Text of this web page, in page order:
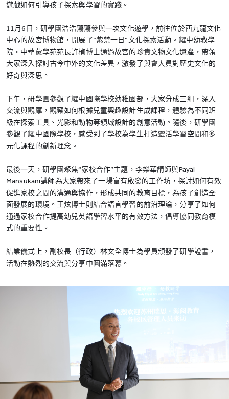
遊戲如何引導孩子探索與學習的實踐。
11月6日，研學團浩浩蕩蕩參與一次文化遊學，前往位於西九龍文化
中心的故宮博物館，開展了“紫禁一日”文化探索活動。耀中幼教學
院‧中華蒙學苑苑長許楨博士通過故宮的珍貴文物文化遺產，帶領
大家深入探討古今中外的文化差異，激發了與會人員對歷史文化的
好奇與深思。
下午，研學團參觀了耀中國際學校幼稚園部，大家分成三組，深入
交流與觀摩，觀察如何根據兒童興趣設計生成課程，體驗為不同班
級在探索工具、光影和動物等領域設計的創意活動。隨後，研學團
參觀了耀中國際學校，感受到了學校為學生打造靈活學習空間和多
元化課程的創新理念。
最後一天，研學團聚焦“家校合作”主題，李樂華講師與Payal
Mansukani講師為大家帶來了一場富有啟發的工作坊，探討如何有效
促進家校之間的溝通與協作，形成共同的教育目標，為孩子創造全
面發展的環境。王炫博士則結合語言學習的前沿理論，分享了如何
通過家校合作提高幼兒英語學習水平的有效方法，倡導協同教育模
式的重要性。
結業儀式上，副校長（行政）林文全博士為學員頒發了研學證書，
活動在熱烈的交流與分享中圓滿落幕。